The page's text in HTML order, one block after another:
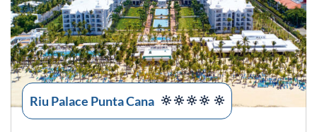
Riu Palace Punta Cana